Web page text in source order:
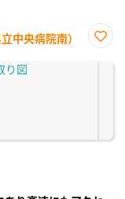
中央病院南）
に入